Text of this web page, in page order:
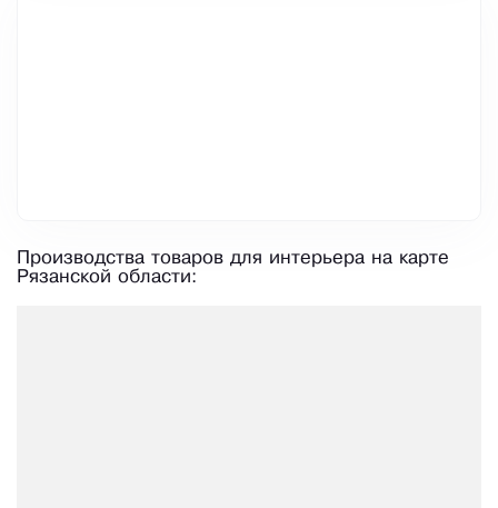
Производства товаров для интерьера на карте
Рязанской области: